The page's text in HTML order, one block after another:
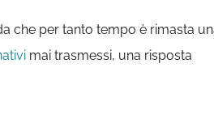
che per tanto tempo è rimasta
mai trasmessi, una risposta